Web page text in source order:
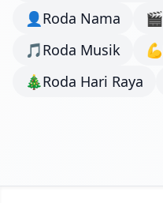
👤 Roda Nama 🎬
🎵Roda Musik 💪
🎄Roda Hari Raya